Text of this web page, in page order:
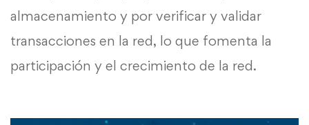
almacenamiento y por verificar y validar
transacciones en la red, lo que fomenta la
participación y el crecimiento de la red.